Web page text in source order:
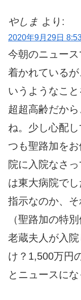
やしま より:
2020年9月29日
今朝のニュー
着かれている
いうようなこ
超超高齢だか
ね。少し心配
つも聖路加を
院に入院なさ
は東大病院で
指示なのか、そ
（聖路加の特
老蔵夫人が入
け？1,500万円
とニュースにな